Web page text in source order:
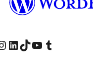
Mastodon
нашу сторінку в Facebook
our Instagram account
Visit our LinkedIn account
Visit our TikTok account
Visit our YouTube channel
Visit our Tumblr account